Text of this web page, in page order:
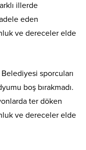
illerde
eden
ve dereceler elde
sporcuları
boş bırakmadı.
ter döken
ve dereceler elde